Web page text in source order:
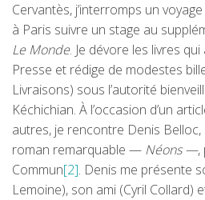
Cervantès, j’interromps un
à Paris suivre un stage au
Le Monde. Je dévore les livres
Presse et rédige de modestes
Livraisons) sous l’autorité
Kéchichian. À l’occasion d’un
autres, je rencontre Denis Belloc,
roman remarquable — Néons —,
Commun[2]. Denis me présente
Lemoine), son ami (Cyril Collard)